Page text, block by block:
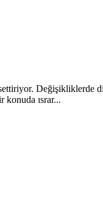
Değişikliklerde
konuda ısrar...